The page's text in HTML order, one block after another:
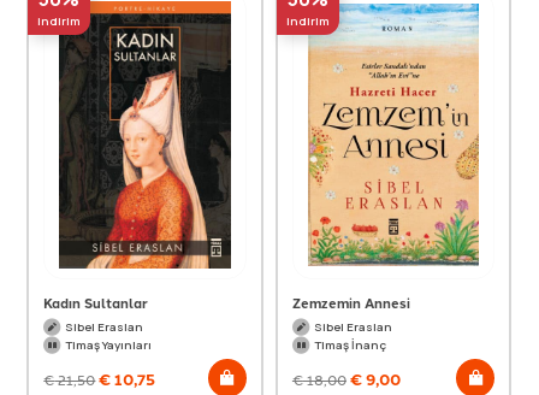
indirim
Kadın Sultanlar
Sibel Eraslan
Timaş Yayınları
€21,50€10,75
indirim
Zemzemin Annesi
Sibel Eraslan
Timaş İnanç
€18,00€9,00